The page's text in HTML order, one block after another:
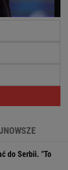
do Serbii. "To